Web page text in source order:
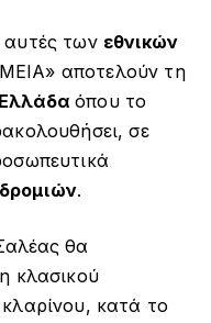
αυτές των εθνικών
αποτελούν τη
όπου το
σε
.
θα
κλασικού
κατά το